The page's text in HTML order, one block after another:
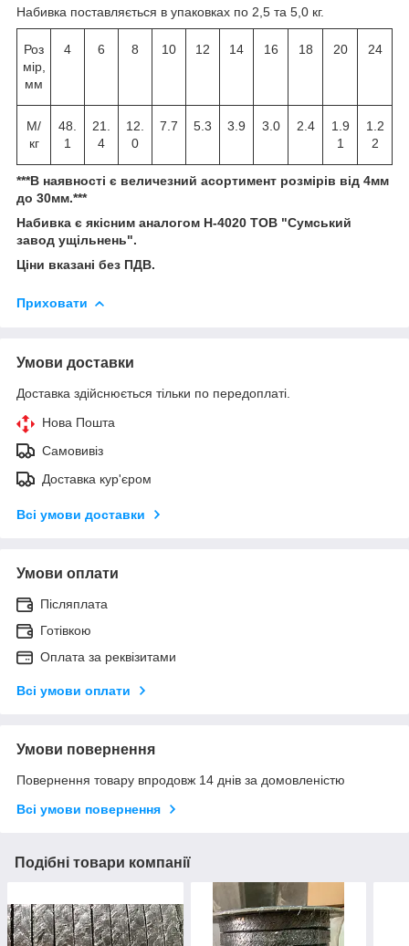
Набивка поставляється в упаковках по 2,5 та 5,0 кг.
Роз
мір,
мм
4 6 8 10 12 14 16 18 20 24
М/
кг
48.
1
21.
4
12.
0
7.7 5.3 3.9 3.0 2.4
1.9
1
1.2
2
***В наявності є величезний асортимент розмірів від 4мм
до 30мм.***
Набивка є якісним аналогом Н-4020 ТОВ "Сумський
завод ущільнень".
Ціни вказані без ПДВ.
Приховати
Умови доставки
Доставка здійснюється тільки по передоплаті.
Нова Пошта
Самовивіз
Доставка кур'єром
Всі умови доставки
Умови оплати
Післяплата
Готівкою
Оплата за реквізитами
Всі умови оплати
Умови повернення
Повернення товару впродовж 14 днів за домовленістю
Всі умови повернення
Подібні товари компанії